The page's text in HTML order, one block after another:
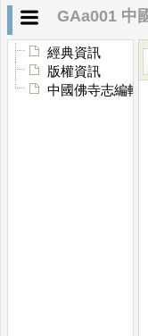
經典資訊
版權資訊
中國佛寺志編輯